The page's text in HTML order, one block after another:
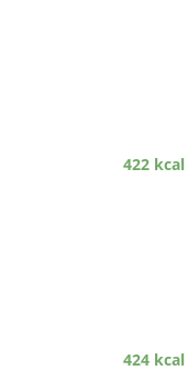
422 kcal
424 kcal